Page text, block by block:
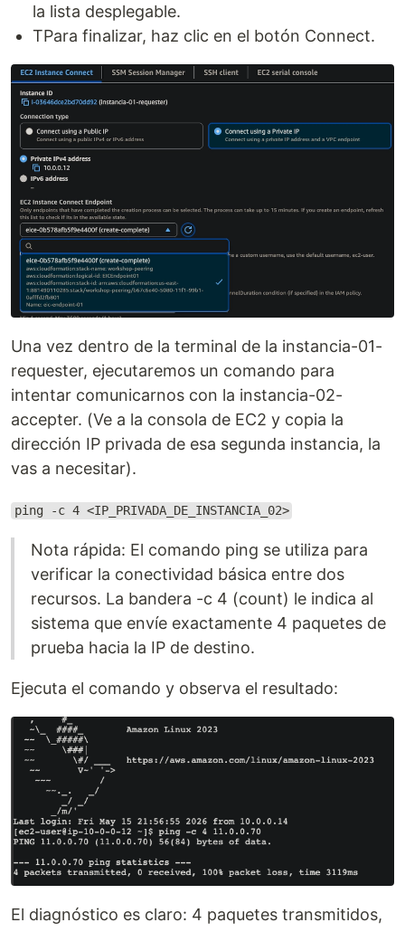
la lista desplegable.
TPara finalizar, haz clic en el botón Connect.
Una vez dentro de la terminal de la instancia-01-
requester, ejecutaremos un comando para
intentar comunicarnos con la instancia-02-
accepter. (Ve a la consola de EC2 y copia la
dirección IP privada de esa segunda instancia, la
vas a necesitar).
ping -c 4 <IP_PRIVADA_DE_INSTANCIA_02>
Nota rápida: El comando ping se utiliza para
verificar la conectividad básica entre dos
recursos. La bandera -c 4 (count) le indica al
sistema que envíe exactamente 4 paquetes de
prueba hacia la IP de destino.
Ejecuta el comando y observa el resultado:
El diagnóstico es claro: 4 paquetes transmitidos,